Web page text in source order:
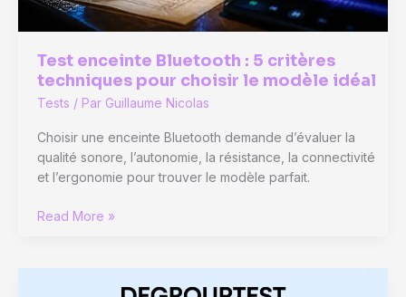
Test enceinte Bluetooth : 5 critères
techniques pour choisir le modèle idéal
Tests / Par Guillaume Nicolas
Choisir une enceinte Bluetooth demande d’évaluer la
qualité sonore, l’autonomie, la résistance, la connectivité
et l’ergonomie pour trouver le modèle parfait.
Test
Read More »